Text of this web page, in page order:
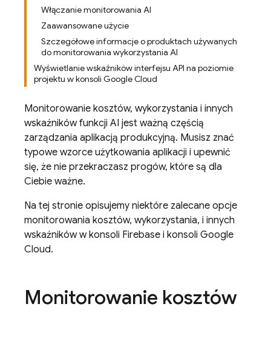
Włączanie monitorowania AI
Zaawansowane użycie
Szczegółowe informacje o produktach używanych
do monitorowania wykorzystania AI
Wyświetlanie wskaźników interfejsu API na poziomie
projektu w konsoli Google Cloud
Monitorowanie kosztów, wykorzystania i innych
wskaźników funkcji AI jest ważną częścią
zarządzania aplikacją produkcyjną. Musisz znać
typowe wzorce użytkowania aplikacji i upewnić
się, że nie przekraczasz progów, które są dla
Ciebie ważne.
Na tej stronie opisujemy niektóre zalecane opcje
monitorowania kosztów, wykorzystania, i innych
wskaźników w konsoli Firebase i konsoli Google
Cloud.
Monitorowanie kosztów